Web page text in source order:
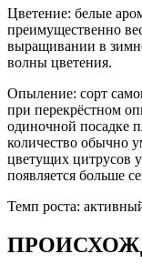
Цветение: белые
преимущественно
выращивании в
волны цветения.
Опыление: сорт
при перекрёстном
одиночной посадке
количество обычно
цветущих цитрусов
появляется больше
Темп роста: